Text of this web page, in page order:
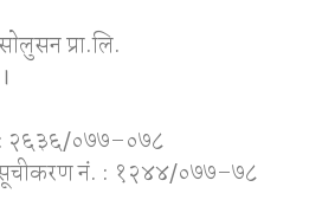
प्रा.लि.
: २६३६/०७७–०७८
सूचीकरण नं. : १२४४/०७७–७८